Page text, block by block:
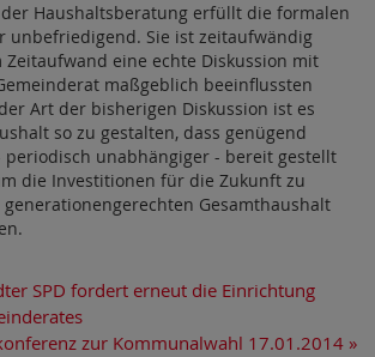
Haushaltsberatung erfüllt die formalen
unbefriedigend. Sie ist zeitaufwändig
Zeitaufwand eine echte Diskussion mit
maßgeblich beeinflussten
Art der bisherigen Diskussion ist es
so zu gestalten, dass genügend
unabhängiger - bereit gestellt
die Investitionen für die Zukunft zu
Gesamthaushalt
SPD fordert erneut die Einrichtung
zur Kommunalwahl 17.01.2014 »